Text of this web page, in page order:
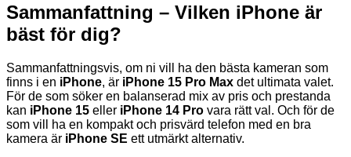
Sammanfattning – Vilken iPhone är
bäst för dig?
Sammanfattningsvis, om ni vill ha den bästa kameran som
finns i en iPhone, är iPhone 15 Pro Max det ultimata valet.
För de som söker en balanserad mix av pris och prestanda
kan iPhone 15 eller iPhone 14 Pro vara rätt val. Och för de
som vill ha en kompakt och prisvärd telefon med en bra
kamera är iPhone SE ett utmärkt alternativ.